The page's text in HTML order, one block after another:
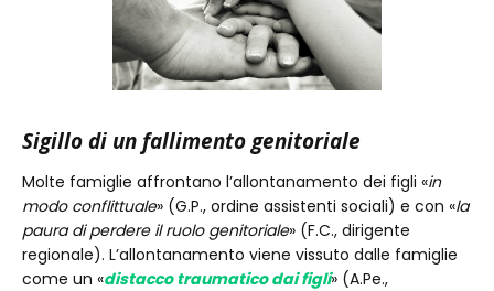
Sigillo di un fallimento genitoriale
Molte famiglie affrontano l’allontanamento dei figli «in
modo conflittuale» (G.P., ordine assistenti sociali) e con «la
paura di perdere il ruolo genitoriale» (F.C., dirigente
regionale). L’allontanamento viene vissuto dalle famiglie
come un «distacco traumatico dai figli» (A.Pe.,